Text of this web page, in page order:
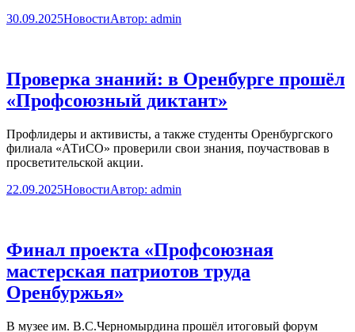
30.09.2025НовостиАвтор: admin
Проверка знаний: в Оренбурге прошёл
«Профсоюзный диктант»
Профлидеры и активисты, а также студенты Оренбургского
филиала «АТиСО» проверили свои знания, поучаствовав в
просветительской акции.
22.09.2025НовостиАвтор: admin
Финал проекта «Профсоюзная
мастерская патриотов труда
Оренбуржья»
В музее им. В.С.Черномырдина прошёл итоговый форум